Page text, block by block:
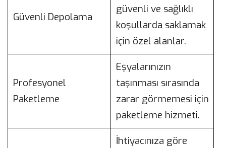
Güvenli Depolama
güvenli ve sağlıklı
koşullarda saklamak
için özel alanlar.
Profesyonel
Paketleme
Eşyalarınızın
taşınması sırasında
zarar görmemesi için
paketleme hizmeti.
İhtiyacınıza göre